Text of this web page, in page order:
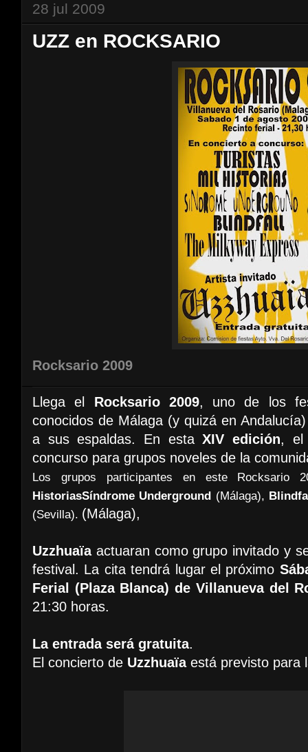
28 jul 2009
UZZ en ROCKSARIO
Rocksario 2009
Llega el Rocksario 2009, uno de los
conocidos de Málaga (y quizá en
a sus espaldas. En estaXIV edición, el
concurso para grupos noveles de la
Los grupos participantes en este Rocksario
HistoriasSíndrome Underground (Málaga),
(Sevilla). (Málaga),
Uzzhuaïaactuaran como grupo invitado y
festival. La cita tendrá lugar el próximo
Ferial (Plaza Blanca) de Villanueva del
21:30 horas.
La entrada será gratuita.
El concierto de Uzzhuaïaestá previsto para